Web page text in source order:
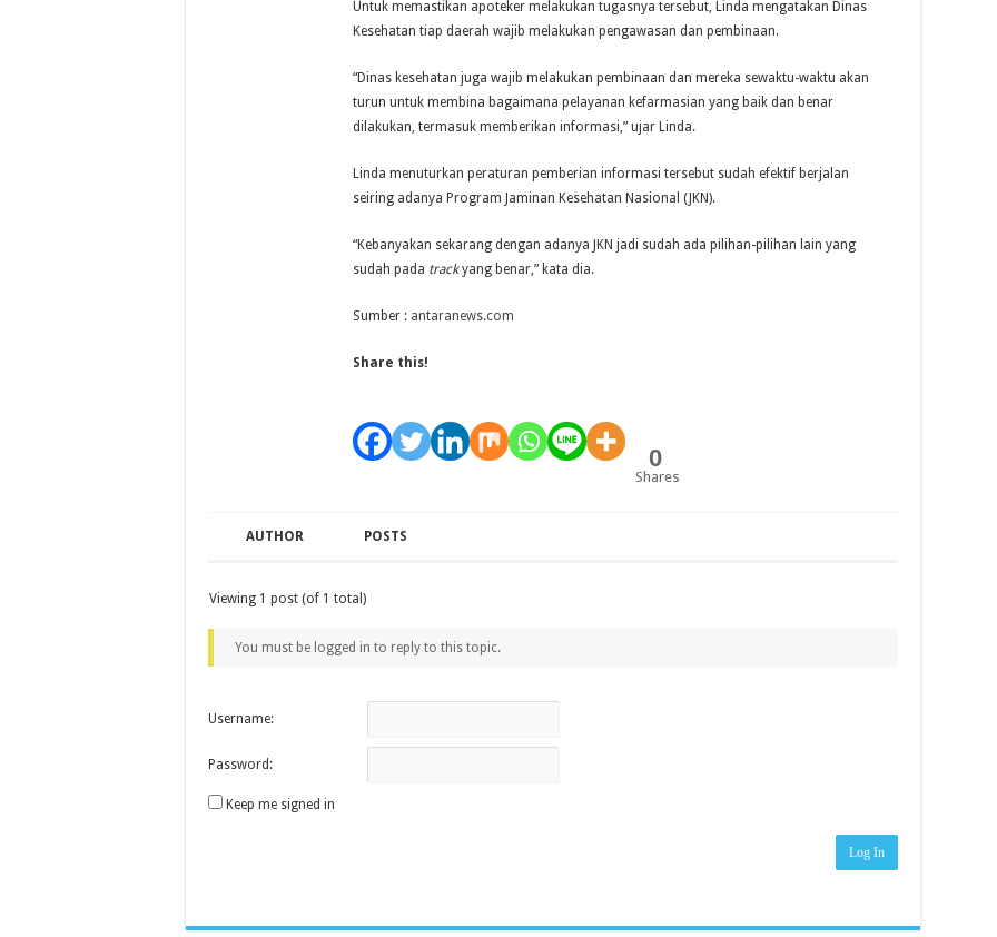
Untuk memastikan apoteker melakukan tugasnya tersebut, Linda mengatakan Dinas
Kesehatan tiap daerah wajib melakukan pengawasan dan pembinaan.
“Dinas kesehatan juga wajib melakukan pembinaan dan mereka sewaktu-waktu akan
turun untuk membina bagaimana pelayanan kefarmasian yang baik dan benar
dilakukan, termasuk memberikan informasi,” ujar Linda.
Linda menuturkan peraturan pemberian informasi tersebut sudah efektif berjalan
seiring adanya Program Jaminan Kesehatan Nasional (JKN).
“Kebanyakan sekarang dengan adanya JKN jadi sudah ada pilihan-pilihan lain yang
sudah pada trackyang benar,” kata dia.
Sumber : antaranews.com
Share this!
0
Shares
AUTHOR POSTS
Viewing 1 post (of 1 total)
You must be logged in to reply to this topic.
Username:
Password:
Keep me signed in
Log In